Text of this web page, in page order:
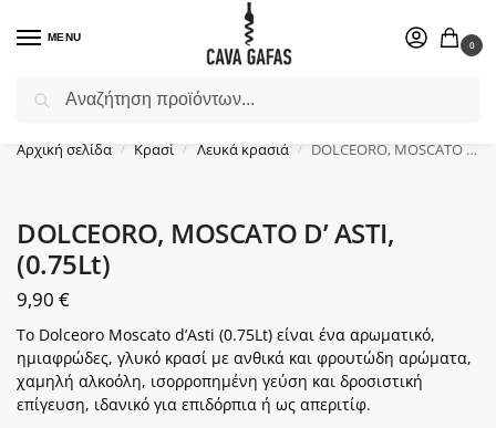
MENU
0
Επιλέξτε ένα δώρο για το αγαπημένο σας πρόσωπο.
Αρχική σελίδα / Κρασί / Λευκά κρασιά / DOLCEORO, MOSCATO D’ ASTI, (0.75Lt)
DOLCEORO, MOSCATO D’ ASTI,
(0.75Lt)
9,90 €
Το Dolceoro Moscato d’Asti (0.75Lt) είναι ένα αρωματικό,
ημιαφρώδες, γλυκό κρασί με ανθικά και φρουτώδη αρώματα,
χαμηλή αλκοόλη, ισορροπημένη γεύση και δροσιστική
επίγευση, ιδανικό για επιδόρπια ή ως απεριτίφ.